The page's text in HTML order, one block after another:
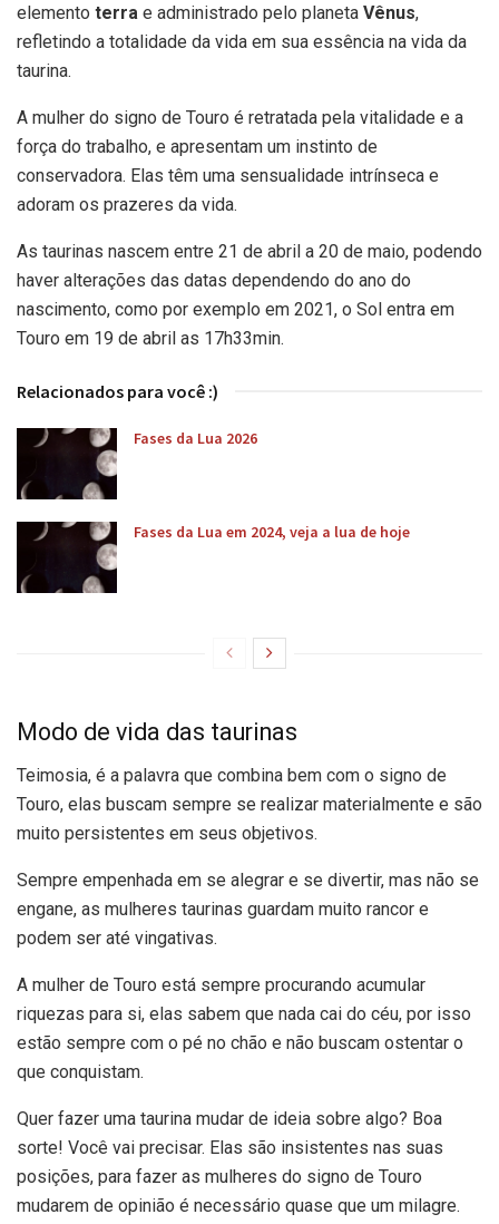
elemento terra e administrado pelo planeta Vênus,
refletindo a totalidade da vida em sua essência na vida da
taurina.
A mulher do signo de Touro é retratada pela vitalidade e a
força do trabalho, e apresentam um instinto de
conservadora. Elas têm uma sensualidade intrínseca e
adoram os prazeres da vida.
As taurinas nascem entre 21 de abril a 20 de maio, podendo
haver alterações das datas dependendo do ano do
nascimento, como por exemplo em 2021, o Sol entra em
Touro em 19 de abril as 17h33min.
Relacionados para você :)
Fases da Lua 2026
Fases da Lua em 2024, veja a lua de hoje
Modo de vida das taurinas
Teimosia, é a palavra que combina bem com o signo de
Touro, elas buscam sempre se realizar materialmente e são
muito persistentes em seus objetivos.
Sempre empenhada em se alegrar e se divertir, mas não se
engane, as mulheres taurinas guardam muito rancor e
podem ser até vingativas.
A mulher de Touro está sempre procurando acumular
riquezas para si, elas sabem que nada cai do céu, por isso
estão sempre com o pé no chão e não buscam ostentar o
que conquistam.
Quer fazer uma taurina mudar de ideia sobre algo? Boa
sorte! Você vai precisar. Elas são insistentes nas suas
posições, para fazer as mulheres do signo de Touro
mudarem de opinião é necessário quase que um milagre.